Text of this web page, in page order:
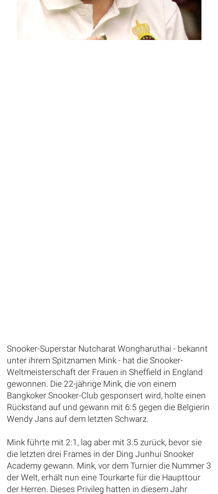
Snooker-Superstar Nutcharat Wongharuthai - bekannt
unter ihrem Spitznamen Mink - hat die Snooker-
Weltmeisterschaft der Frauen in Sheffield in England
gewonnen. Die 22-jährige Mink, die von einem
Bangkoker Snooker-Club gesponsert wird, holte einen
Rückstand auf und gewann mit 6:5 gegen die Belgierin
Wendy Jans auf dem letzten Schwarz.
Mink führte mit 2:1, lag aber mit 3:5 zurück, bevor sie
die letzten drei Frames in der Ding Junhui Snooker
Academy gewann. Mink, vor dem Turnier die Nummer 3
der Welt, erhält nun eine Tourkarte für die Haupttour
der Herren. Dieses Privileg hatten in diesem Jahr